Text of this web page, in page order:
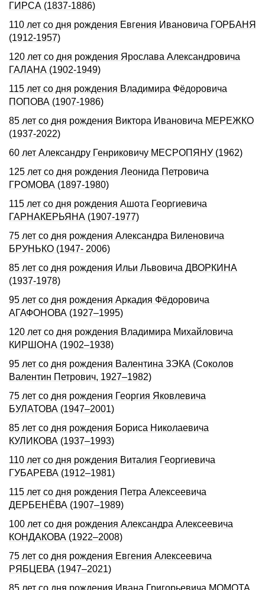
ГИРСА (1837-1886)
110 лет со дня рождения Евгения Ивановича ГОРБАНЯ
(1912-1957)
120 лет со дня рождения Ярослава Александровича
ГАЛАНА (1902-1949)
115 лет со дня рождения Владимира Фёдоровича
ПОПОВА (1907-1986)
85 лет со дня рождения Виктора Ивановича МЕРЕЖКО
(1937-2022)
60 лет Александру Генриковичу МЕСРОПЯНУ (1962)
125 лет со дня рождения Леонида Петровича
ГРОМОВА (1897-1980)
115 лет со дня рождения Ашота Георгиевича
ГАРНАКЕРЬЯНА (1907-1977)
75 лет со дня рождения Александра Виленовича
БРУНЬКО (1947- 2006)
85 лет со дня рождения Ильи Львовича ДВОРКИHА
(1937-1978)
95 лет со дня рождения Аркадия Фёдоpовича
АГАФОНОВА (1927–1995)
120 лет со дня рождения Владимира Михайловича
КИРШОНА (1902–1938)
95 лет со дня рождения Валентина ЗЭКА (Соколов
Валентин Петрович, 1927–1982)
75 лет со дня рождения Геоpгия Яковлевича
БУЛАТОВА (1947–2001)
85 лет со дня рождения Бориса Николаевича
КУЛИКОВА (1937–1993)
110 лет со дня рождения Виталия Георгиевича
ГУБАРЕВА (1912–1981)
115 лет со дня рождения Петра Алексеевича
ДЕРБЕНЁВА (1907–1989)
100 лет со дня pождения Александpа Алексеевича
КОHДАКОВА (1922–2008)
75 лет со дня рождения Евгения Алексеевича
РЯБЦЕВА (1947–2021)
85 лет со дня рождения Ивана Григорьевича МОМОТА